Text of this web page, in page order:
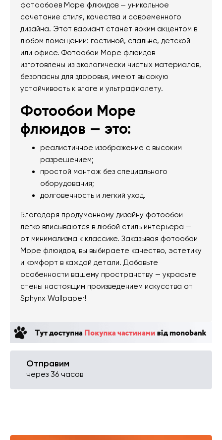
фотообоев Море флюидов — уникальное
сочетание стиля, качества и современного
дизайна. Этот вариант станет ярким акцентом в
любом помещении: гостиной, спальне, детской
или офисе. Фотообои Море флюидов
изготовлены из экологически чистых материалов,
безопасны для здоровья, имеют высокую
устойчивость к влаге и ультрафиолету.
Фотообои Море
флюидов — это:
реалистичное изображение с высоким
разрешением;
простой монтаж без специального
оборудования;
долговечность и легкий уход.
Благодаря продуманному дизайну фотообои
легко вписываются в любой стиль интерьера —
от минимализма к классике. Заказывая фотообои
Море флюидов, вы выбираете качество, эстетику
и комфорт в каждой детали. Добавьте
особенности вашему пространству — украсьте
стены настоящим произведением искусства от
Sphynx Wallpaper!
Отправим
через 36 часов